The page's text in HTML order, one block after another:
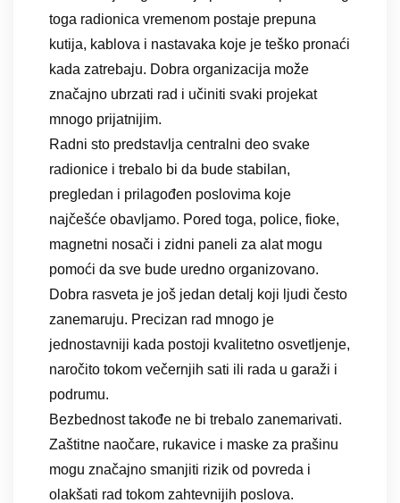
toga radionica vremenom postaje prepuna
kutija, kablova i nastavaka koje je teško pronaći
kada zatrebaju. Dobra organizacija može
značajno ubrzati rad i učiniti svaki projekat
mnogo prijatnijim.
Radni sto predstavlja centralni deo svake
radionice i trebalo bi da bude stabilan,
pregledan i prilagođen poslovima koje
najčešće obavljamo. Pored toga, police, fioke,
magnetni nosači i zidni paneli za alat mogu
pomoći da sve bude uredno organizovano.
Dobra rasveta je još jedan detalj koji ljudi često
zanemaruju. Precizan rad mnogo je
jednostavniji kada postoji kvalitetno osvetljenje,
naročito tokom večernjih sati ili rada u garaži i
podrumu.
Bezbednost takođe ne bi trebalo zanemarivati.
Zaštitne naočare, rukavice i maske za prašinu
mogu značajno smanjiti rizik od povreda i
olakšati rad tokom zahtevnijih poslova.